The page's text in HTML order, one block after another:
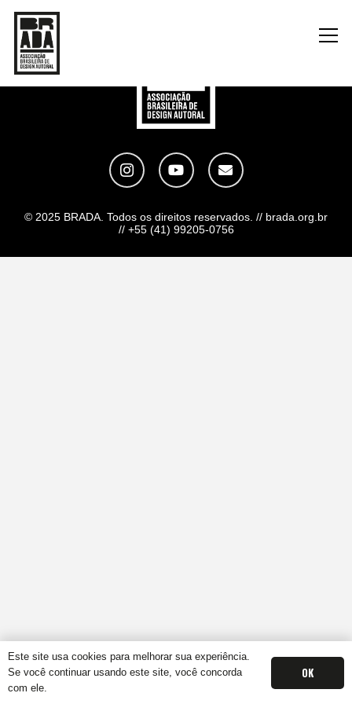
© 2025 BRADA. Todos os direitos reservados. // brada.org.br
// +55 (41) 99205-0756
Este site usa cookies para melhorar sua experiência.
Se você continuar usando este site, você concorda
com ele.
OK